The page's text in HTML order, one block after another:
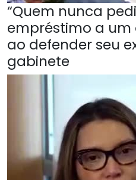
“Quem nunca
empréstimo a um
ao defender seu
gabinete